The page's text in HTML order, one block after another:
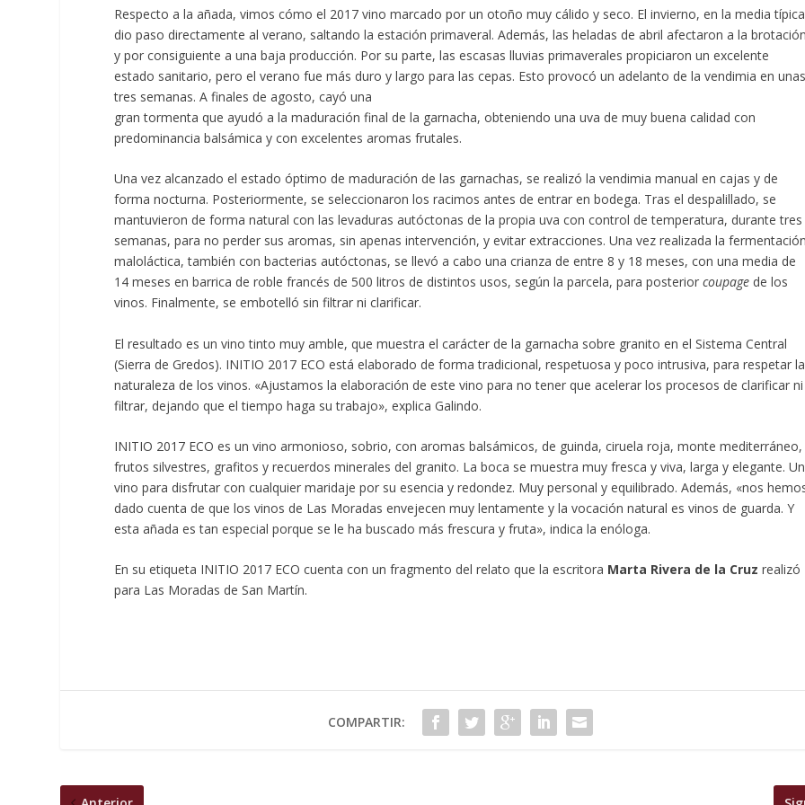
Respecto a la añada, vimos cómo el 2017 vino marcado por un otoño muy cálido y seco. El invierno, en la media
dio paso directamente al verano, saltando la estación primaveral. Además, las heladas de abril afectaron a la brotación
y por consiguiente a una baja producción. Por su parte, las escasas lluvias primaverales propiciaron un excelente
estado sanitario, pero el verano fue más duro y largo para las cepas. Esto provocó un adelanto de la vendimia en unas
tres semanas. A finales de agosto, cayó una
gran tormenta que ayudó a la maduración final de la garnacha, obteniendo una uva de muy buena calidad con
predominancia balsámica y con excelentes aromas frutales.
Una vez alcanzado el estado óptimo de maduración de las garnachas, se realizó la vendimia manual en cajas y de
forma nocturna. Posteriormente, se seleccionaron los racimos antes de entrar en bodega. Tras el despalillado, se
mantuvieron de forma natural con las levaduras autóctonas de la propia uva con control de temperatura, durante tres
semanas, para no perder sus aromas, sin apenas intervención, y evitar extracciones. Una vez realizada la fermentación
maloláctica, también con bacterias autóctonas, se llevó a cabo una crianza de entre 8 y 18 meses, con una media de
14 meses en barrica de roble francés de 500 litros de distintos usos, según la parcela, para posteriorcoupage de los
vinos. Finalmente, se embotelló sin filtrar ni clarificar.
El resultado es un vino tinto muy amble, que muestra el carácter de la garnacha sobre granito en el Sistema Central
(Sierra de Gredos). INITIO 2017 ECO está elaborado de forma tradicional, respetuosa y poco intrusiva, para respetar la
naturaleza de los vinos. «Ajustamos la elaboración de este vino para no tener que acelerar los procesos de clarificar ni
filtrar, dejando que el tiempo haga su trabajo», explica Galindo.
INITIO 2017 ECO es un vino armonioso, sobrio, con aromas balsámicos, de guinda, ciruela roja, monte mediterráneo,
frutos silvestres, grafitos y recuerdos minerales del granito. La boca se muestra muy fresca y viva, larga y elegante. Un
vino para disfrutar con cualquier maridaje por su esencia y redondez. Muy personal y equilibrado. Además, «nos
dado cuenta de que los vinos de Las Moradas envejecen muy lentamente y la vocación natural es vinos de guarda. Y
esta añada es tan especial porque se le ha buscado más frescura y fruta», indica la enóloga.
En su etiqueta INITIO 2017 ECO cuenta con un fragmento del relato que la escritora Marta Rivera de la Cruz realizó
para Las Moradas de San Martín.
COMPARTIR: